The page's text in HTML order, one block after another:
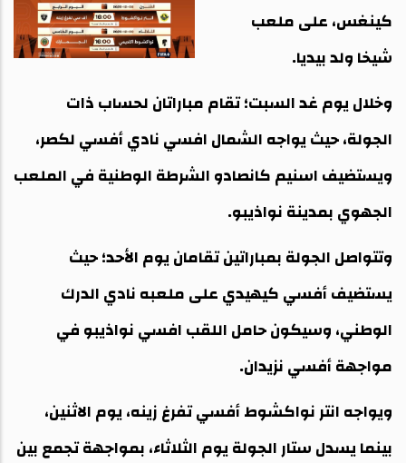
كينغس، على ملعب
شيخا ولد بيديا.
وخلال يوم غد السبت؛ تقام مباراتان لحساب ذات
الجولة، حيث يواجه الشمال افسي نادي أفسي لكصر،
ويستضيف اسنيم كانصادو الشرطة الوطنية في الملعب
الجهوي بمدينة نواذيبو.
وتتواصل الجولة بمباراتين تقامان يوم الأحد؛ حيث
يستضيف أفسي كيهيدي على ملعبه نادي الدرك
الوطني، وسيكون حامل اللقب افسي نواذيبو في
مواجهة أفسي نزيدان.
ويواجه انتر نواكشوط أفسي تفرغ زينه، يوم الاثنين،
بينما يسدل ستار الجولة يوم الثلاثاء، بمواجهة تجمع بين